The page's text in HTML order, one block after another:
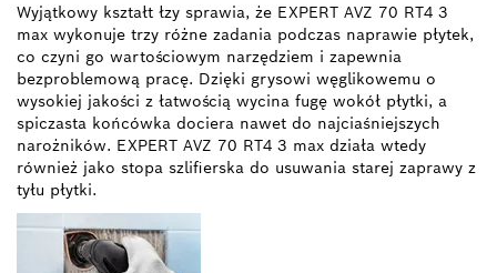
Wyjątkowy kształt łzy sprawia, że EXPERT AVZ 70 RT4 3
max wykonuje trzy różne zadania podczas naprawie płytek,
co czyni go wartościowym narzędziem i zapewnia
bezproblemową pracę. Dzięki grysowi węglikowemu o
wysokiej jakości z łatwością wycina fugę wokół płytki, a
spiczasta końcówka dociera nawet do najciaśniejszych
narożników. EXPERT AVZ 70 RT4 3 max działa wtedy
również jako stopa szlifierska do usuwania starej zaprawy z
tyłu płytki.